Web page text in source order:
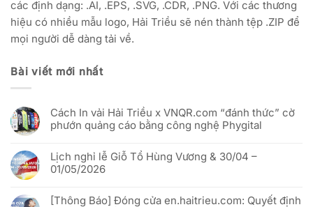
các định dạng: .AI, .EPS, .SVG, .CDR, .PNG. Với các thương
hiệu có nhiều mẫu logo, Hải Triều sẽ nén thành tệp .ZIP để
mọi người dễ dàng tải về.
Bài viết mới nhất
Cách In vải Hải Triều x VNQR.com “đánh thức” cờ
phướn quảng cáo bằng công nghệ Phygital
bình
luận
ở
vải
Hải
Lịch nghỉ lễ Giỗ Tổ Hùng Vương & 30/04 –
01/05/2026
bình
[Thông Báo] Đóng cửa en.haitrieu.com: Quyết định